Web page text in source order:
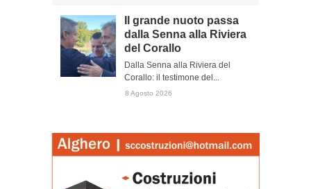
Il grande nuoto passa
dalla Senna alla Riviera
del Corallo
Dalla Senna alla Riviera del
Corallo: il testimone del...
8 Agosto 2026